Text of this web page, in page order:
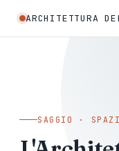
ARCHITETTURA
SAGGIO ·